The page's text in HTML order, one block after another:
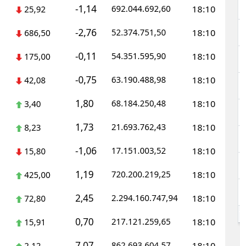
25,92 -1,14 692.044.692,60 18:10
686,50 -2,76 52.374.751,50 18:10
175,00 -0,11 54.351.595,90 18:10
42,08 -0,75 63.190.488,98 18:10
3,40 1,80 68.184.250,48 18:10
8,23 1,73 21.693.762,43 18:10
15,80 -1,06 17.151.003,52 18:10
425,00 1,19 720.200.219,25 18:10
72,80 2,45 2.294.160.747,94 18:10
15,91 0,70 217.121.259,65 18:10